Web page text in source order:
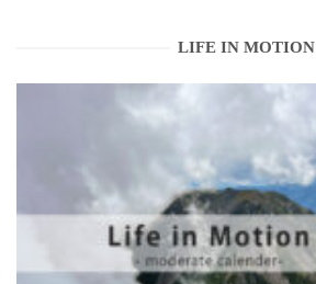
LIFE IN MOTION